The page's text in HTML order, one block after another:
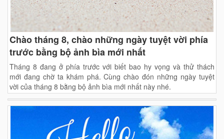
Chào tháng 8, chào những ngày tuyệt vời phía
trước bằng bộ ảnh bìa mới nhất
Tháng 8 đang ở phía trước với biết bao hy vọng và thử thách
mới đang chờ ta khám phá. Cùng chào đón những ngày tuyệt
vời của tháng 8 bằng bộ ảnh bìa mới nhất này nhé.